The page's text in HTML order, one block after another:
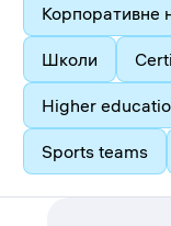
Корпоративне
Школи
Higher
Sports teams